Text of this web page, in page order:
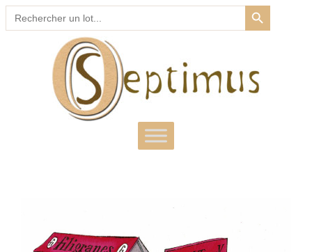
Search
for:
SEARCH BUTTON